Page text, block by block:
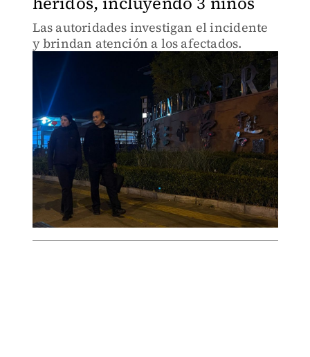
Las autoridades investigan el incidente
y brindan atención a los afectados.